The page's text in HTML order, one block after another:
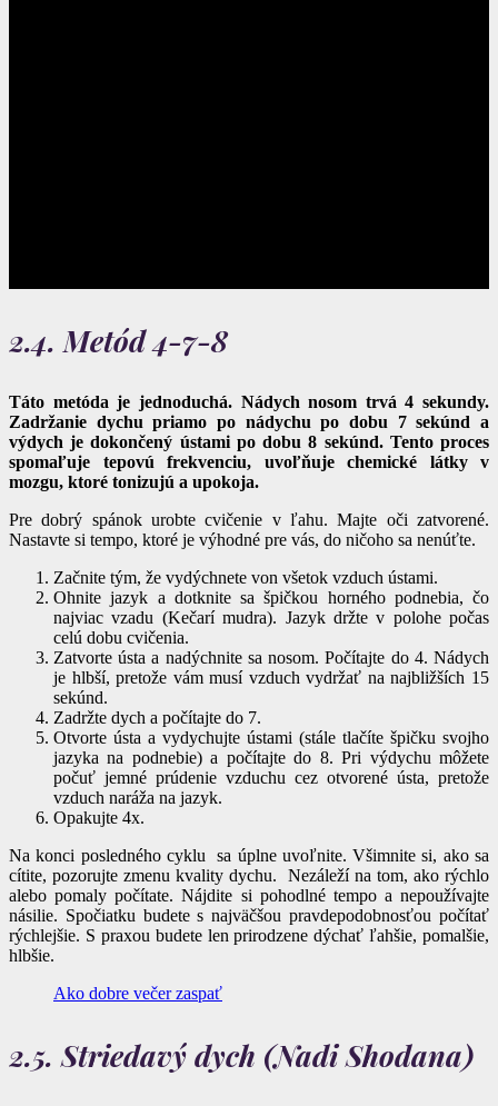
2.4. Metód 4-7-8
Táto metóda je jednoduchá. Nádych nosom trvá 4 sekundy.
Zadržanie dychu priamo po nádychu po dobu 7 sekúnd a
výdych je dokončený ústami po dobu 8 sekúnd. Tento proces
spomaľuje tepovú frekvenciu, uvoľňuje chemické látky v
mozgu, ktoré tonizujú a upokoja.
Pre dobrý spánok urobte cvičenie v ľahu. Majte oči zatvorené.
Nastavte si tempo, ktoré je výhodné pre vás, do ničoho sa nenúťte.
Začnite tým, že vydýchnete von všetok vzduch ústami.
Ohnite jazyk a dotknite sa špičkou horného podnebia, čo
najviac vzadu (Kečarí mudra). Jazyk držte v polohe počas
celú dobu cvičenia.
Zatvorte ústa a nadýchnite sa nosom. Počítajte do 4. Nádych
je hlbší, pretože vám musí vzduch vydržať na najbližších 15
sekúnd.
Zadržte dych a počítajte do 7.
Otvorte ústa a vydychujte ústami (stále tlačíte špičku svojho
jazyka na podnebie) a počítajte do 8. Pri výdychu môžete
počuť jemné prúdenie vzduchu cez otvorené ústa, pretože
vzduch naráža na jazyk.
Opakujte 4x.
Na konci posledného cyklu sa úplne uvoľnite. Všimnite si, ako sa
cítite, pozorujte zmenu kvality dychu. Nezáleží na tom, ako rýchlo
alebo pomaly počítate. Nájdite si pohodlné tempo a nepoužívajte
násilie. Spočiatku budete s najväčšou pravdepodobnosťou počítať
rýchlejšie. S praxou budete len prirodzene dýchať ľahšie, pomalšie,
hlbšie.
Ako dobre večer zaspať
2.5. Striedavý dych (Nadi Shodana)